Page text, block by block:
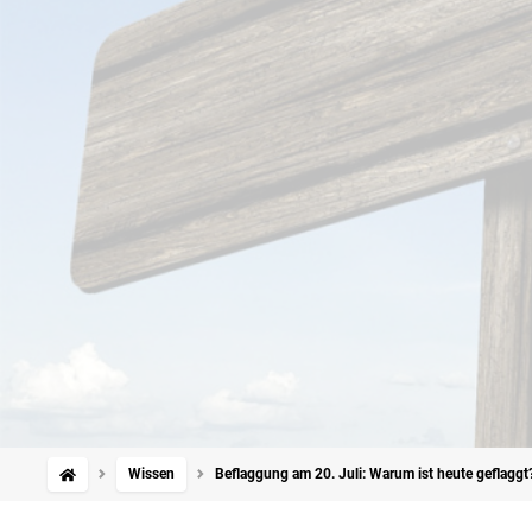
Wissen Beflaggung am 20. Juli: Warum ist heute